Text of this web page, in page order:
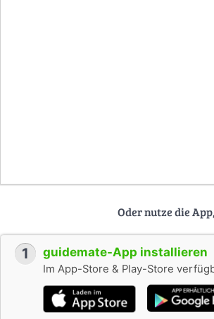
Oder nutze die
1 guidemate-App installieren
Im App-Store & Play-Store